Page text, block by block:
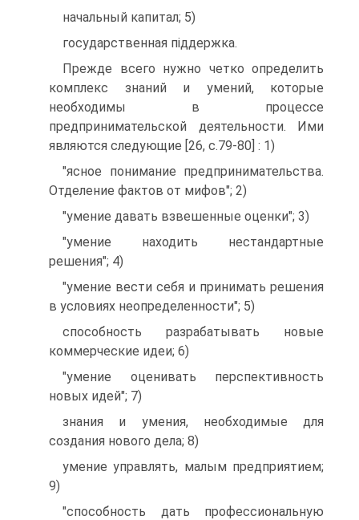
начальный капитал; 5)
государственная піддержка.
Прежде всего нужно четко определить
комплекс знаний и умений, которые
необходимы в процессе
предпринимательской деятельности. Ими
являются следующие [26, с.79-80] : 1)
"ясное понимание предпринимательства.
Отделение фактов от мифов"; 2)
"умение давать взвешенные оценки"; 3)
"умение находить нестандартные
решения"; 4)
"умение вести себя и принимать решения
в условиях неопределенности"; 5)
способность разрабатывать новые
коммерческие идеи; 6)
"умение оценивать перспективность
новых идей"; 7)
знания и умения, необходимые для
создания нового дела; 8)
умение управлять, малым предприятием;
9)
"способность дать профессиональную